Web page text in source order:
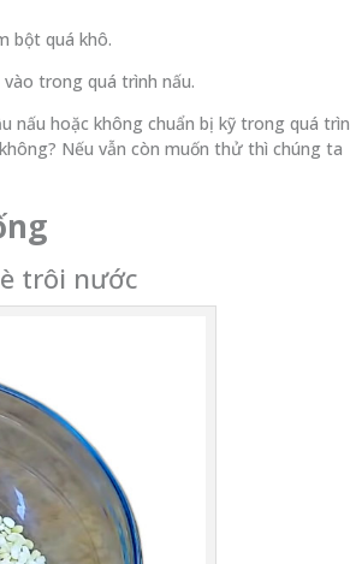
bột quá khô.
trong quá trình nấu.
nấu hoặc không chuẩn bị kỹ trong quá
Nếu vẫn còn muốn thử thì chúng ta
trôi nước